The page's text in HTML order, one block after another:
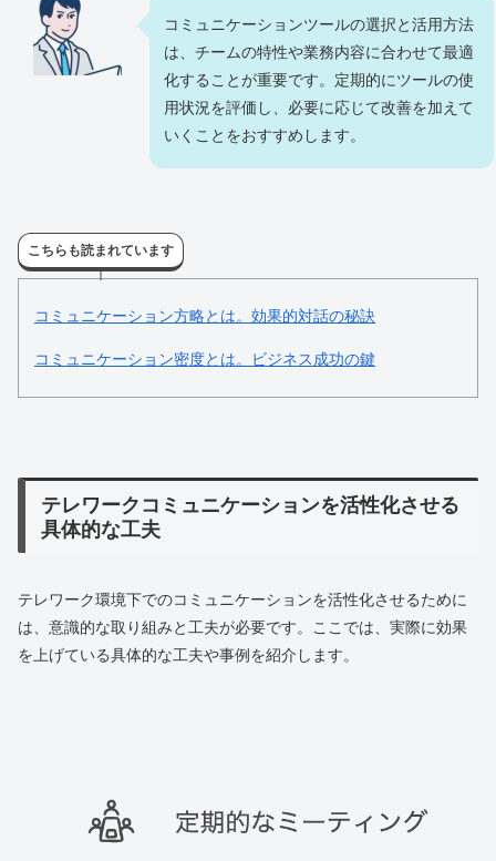
コミュニケーションツールの選択と活用方法
は、チームの特性や業務内容に合わせて最適
化することが重要です。定期的にツールの使
用状況を評価し、必要に応じて改善を加えて
いくことをおすすめします。
こちらも読まれています
コミュニケーション方略とは。効果的対話の秘訣
コミュニケーション密度とは。ビジネス成功の鍵
テレワークコミュニケーションを活性化させる
具体的な工夫
テレワーク環境下でのコミュニケーションを活性化させるために
は、意識的な取り組みと工夫が必要です。ここでは、実際に効果
を上げている具体的な工夫や事例を紹介します。